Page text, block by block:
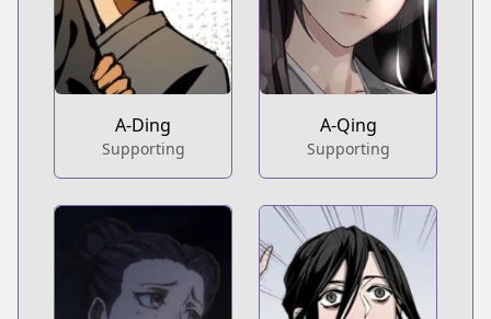
A-Ding
Supporting
A-Qing
Supporting